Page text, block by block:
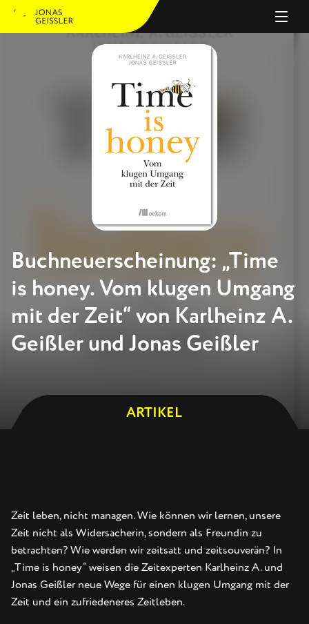
PERSON
ANGEBOT
JOURNAL
REFERENZEN
Buchneuerscheinung: „Time
is honey. Vom klugen Umgang
mit der Zeit“ von Karlheinz A.
Geißler und Jonas Geißler
ARTIKEL
Zeit leben, nicht managen.Wie können wir lernen, unsere
Zeit nicht als Widersacherin, sondern als Freundin zu
betrachten? Wie werden wir zeitsatt und zeitsouverän? In
„Time is honey“ weisen die Zeitexperten Karlheinz A. und
Jonas Geißler neue Wege für einen klugen Umgang mit der
Zeit und ein zufriedeneres Zeitleben.